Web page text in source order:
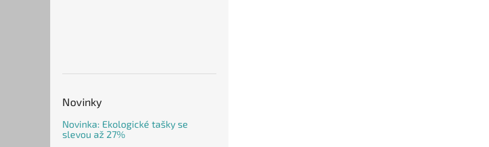
Novinky
Novinka: Ekologické tašky se
slevou až 27%